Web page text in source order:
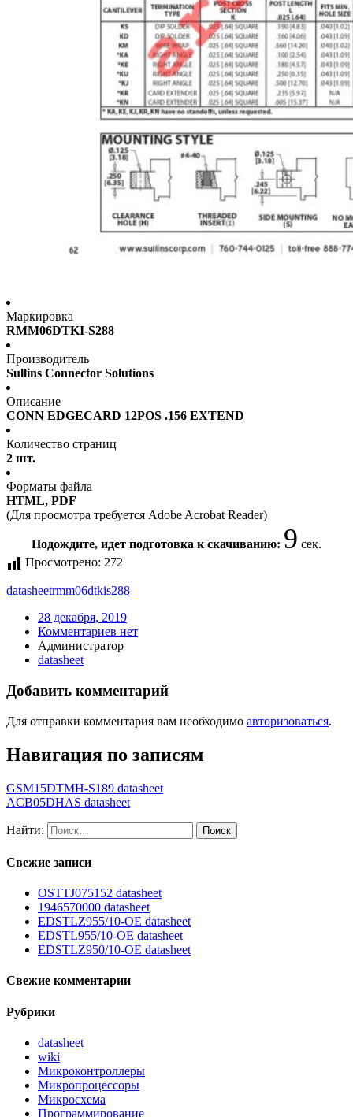
Маркировка
RMM06DTKI-S288
Производитель
Sullins Connector Solutions
Описание
CONN EDGECARD 12POS .156 EXTEND
Количество страниц
2 шт.
Форматы файла
HTML, PDF
(Для просмотра требуется Adobe Acrobat Reader)
Подождите, идет подготовка к скачиванию: 9 сек.
Просмотрено: 272
datasheetrmm06dtkis288
28 декабря, 2019
Комментариев нет
Администратор
datasheet
Добавить комментарий
Для отправки комментария вам необходимо авторизоваться.
Навигация по записям
GSM15DTMH-S189 datasheet
ACB05DHAS datasheet
Найти:
Свежие записи
OSTTJ075152 datasheet
1946570000 datasheet
EDSTLZ955/10-OE datasheet
EDSTL955/10-OE datasheet
EDSTLZ950/10-OE datasheet
Свежие комментарии
Рубрики
datasheet
wiki
Микроконтроллеры
Микропроцессоры
Микросхема
Программирование